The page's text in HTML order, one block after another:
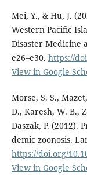
Mei, Y., & Hu, J.
Western Pacific
Disaster Medicine
e26–e30. https://
View in Google
Morse, S. S.,
D., Karesh, W. B.,
Daszak, P.
demic zoonosis.
https://doi.org/
View in Google